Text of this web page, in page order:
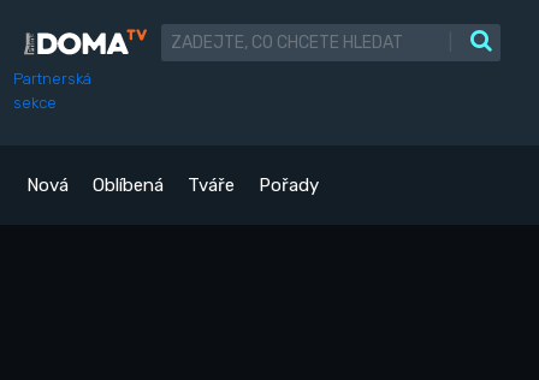
Partnerská
sekce
Nová Oblíbená Tváře Pořady